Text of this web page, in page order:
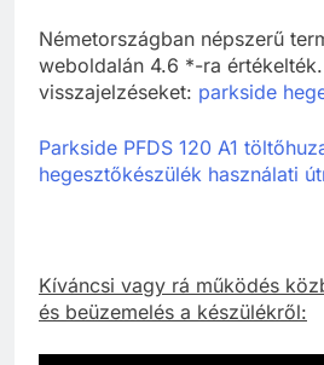
Németországban népszerű
weboldalán 4.6 *-ra
visszajelzéseket: parkside
Parkside PFDS 120 A1
hegesztőkészülék használati
Kíváncsi vagy rá működés
és beüzemelés a készülékről: